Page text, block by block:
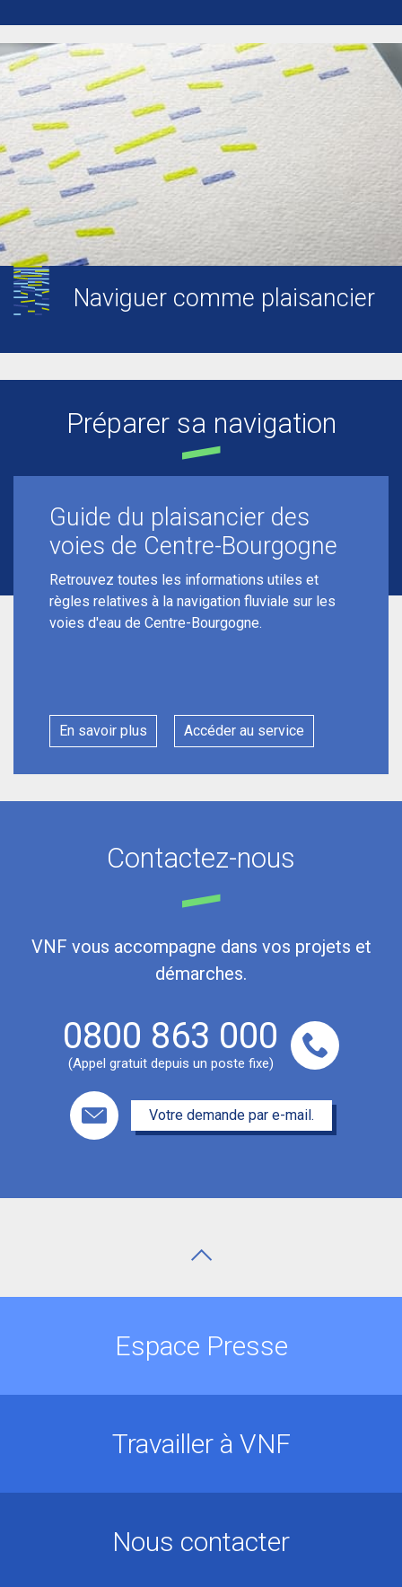
Naviguer comme plaisancier
Préparer sa navigation
Guide du plaisancier des
voies de Centre-Bourgogne
Retrouvez toutes les informations utiles et
règles relatives à la navigation fluviale sur les
voies d'eau de Centre-Bourgogne.
En savoir plus Accéder au service
Contactez-nous
VNF vous accompagne dans vos projets et
démarches.
0800 863 000
(Appel gratuit depuis un poste fixe)
Votre demande par e-mail.
Espace Presse
Travailler à VNF
Nous contacter